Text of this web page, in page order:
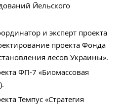
Йельского
и эксперт проекта
проекта Фонда
лесов Украины».
ФП-7 «Биомассовая
Темпус «Стратегия